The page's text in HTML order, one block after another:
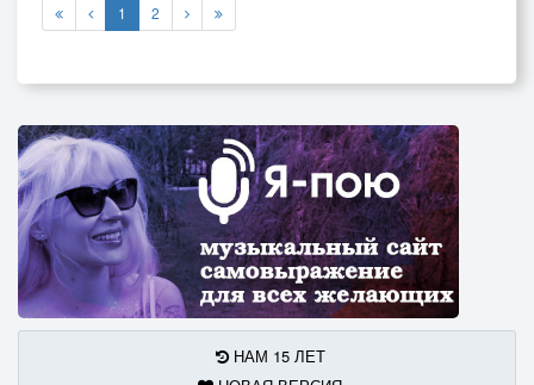
1 2
НАМ 15 ЛЕТ